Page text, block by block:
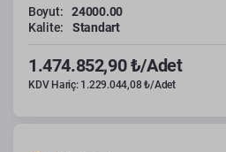
Boyut:
24000.00
Kalite:
Standart
1.474.852,90 ₺/Adet
KDV Hariç: 1.229.044,08 ₺/Adet